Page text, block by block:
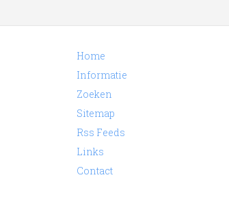
Home
Informatie
Zoeken
Sitemap
Rss Feeds
Links
Contact